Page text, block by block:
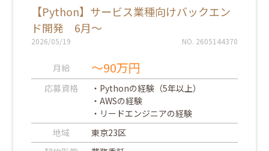
【Python】サービス業種向けバックエン
ド開発 6月～
2026/05/19 NO. 2605144370
月給 ～90万円
応募資格
・Pythonの経験（5年以上）
・AWSの経験
・リードエンジニアの経験
地域
東京23区